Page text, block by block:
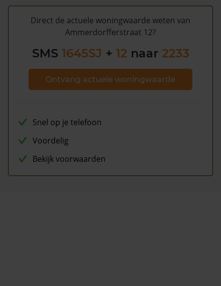
Kadasterdata is de kans laag dat deze waarde te hoog
is en dat er bespaard zou kunnen worden op de
gemeentelijke belastingen. Met hetgratis WOZ alarm
waarde en kansen op besparing. Schrijf uhiergratis in.
Direct de actuele woningwaarde weten van
Ammerdorfferstraat 12?
SMS 1645SJ + 12 naar 2233
Ontvang actuele woningwaarde
Snel op je telefoon
Voordelig
Bekijk voorwaarden